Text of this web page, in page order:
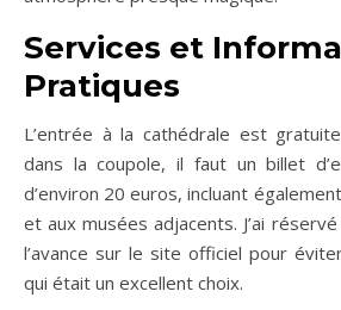
Services et
Pratiques
L’entrée à la cathédrale est
dans la coupole, il faut un billet
d’environ 20 euros, incluant
et aux musées adjacents. J’ai
l’avance sur le site officiel pour
qui était un excellent choix.